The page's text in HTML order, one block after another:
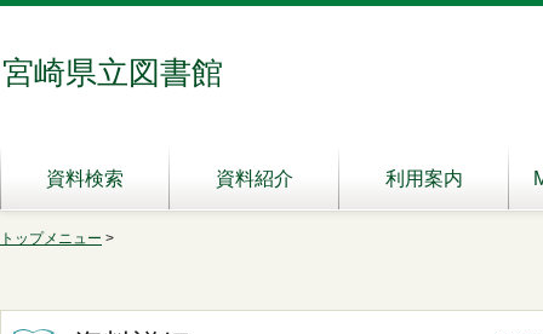
宮崎県立図書館
資料検索 資料紹介 利用案内
トップメニュー >